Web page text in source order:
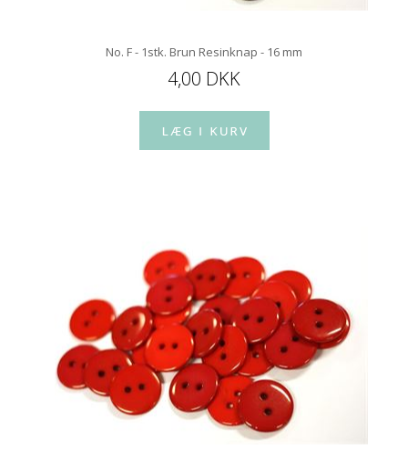
No. F - 1stk. Brun Resinknap - 16 mm
4,00 DKK